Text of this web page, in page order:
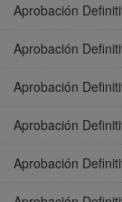
Aprobación
Aprobación
Aprobación
Aprobación
Aprobación